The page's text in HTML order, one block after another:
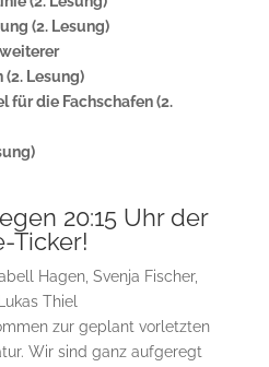
(2. Lesung)
Lesung)
für die Fachschafen (2.
20:15 Uhr der
Ticker!
Hagen, Svenja Fischer,
Thiel
zur geplant vorletzten
Wir sind ganz aufgeregt